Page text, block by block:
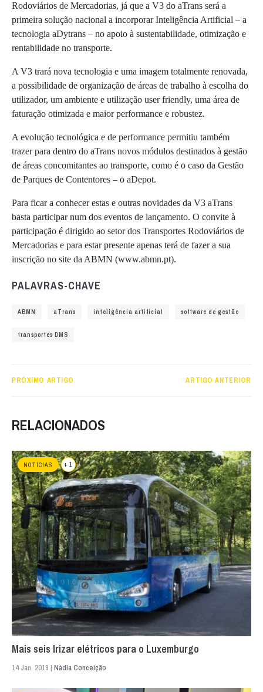
Rodoviários de Mercadorias, já que a V3 do aTrans será a
primeira solução nacional a incorporar Inteligência Artificial – a
tecnologia aDytrans – no apoio à sustentabilidade, otimização e
rentabilidade no transporte.
A V3 trará nova tecnologia e uma imagem totalmente renovada,
a possibilidade de organização de áreas de trabalho à escolha do
utilizador, um ambiente e utilização user friendly, uma área de
faturação otimizada e maior performance e robustez.
A evolução tecnológica e de performance permitiu também
trazer para dentro do aTrans novos módulos destinados à gestão
de áreas concomitantes ao transporte, como é o caso da Gestão
de Parques de Contentores – o aDepot.
Para ficar a conhecer estas e outras novidades da V3 aTrans
basta participar num dos eventos de lançamento. O convite à
participação é dirigido ao setor dos Transportes Rodoviários de
Mercadorias e para estar presente apenas terá de fazer a sua
inscrição no site da ABMN (www.abmn.pt).
PALAVRAS-CHAVE
ABMN aTrans inteligência artificial software de gestão
transportes DMS
PRÓXIMO ARTIGO ARTIGO ANTERIOR
RELACIONADOS
NOTÍCIAS + 1
Mais seis Irizar elétricos para o Luxemburgo
14 Jan. 2019 | Nádia Conceição